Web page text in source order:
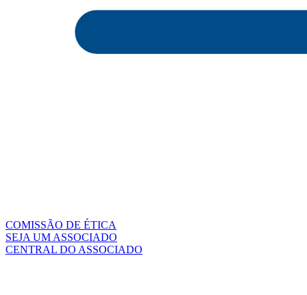
COMISSÃO DE ÉTICA
SEJA UM ASSOCIADO
CENTRAL DO ASSOCIADO